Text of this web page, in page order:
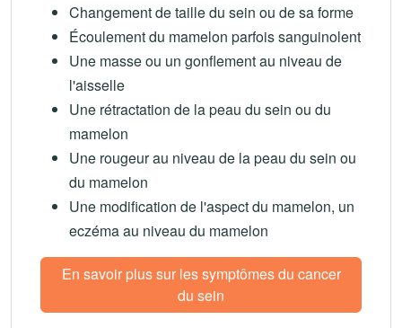
Changement de taille du sein ou de sa forme
Écoulement du mamelon parfois sanguinolent
Une masse ou un gonflement au niveau de
l'aisselle
Une rétractation de la peau du sein ou du
mamelon
Une rougeur au niveau de la peau du sein ou
du mamelon
Une modification de l'aspect du mamelon, un
eczéma au niveau du mamelon
En savoir plus sur les symptômes du cancer
du sein